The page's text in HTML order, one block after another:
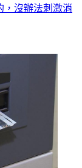
，沒辦法刺激消